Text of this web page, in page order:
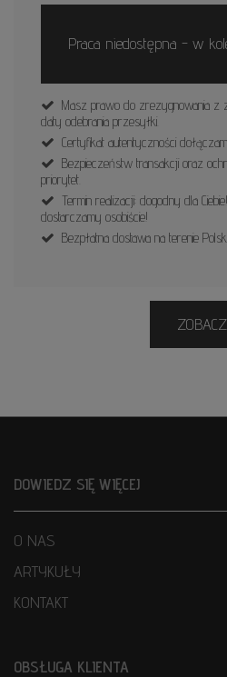
Praca niedostępna - w
Masz prawo do zrezygnowania z
daty odebrania przesyłki.
Certyfikat autentyczności
Bezpieczeństw transakcji oraz
priorytet.
Termin realizacji: dogodny dla
dostarczamy osobiście!
Bezpłatna dostawa na terenie
DOWIEDZ SIĘ WIĘCEJ
O NAS
ARTYKUŁY
KONTAKT
OBSŁUGA KLIENTA